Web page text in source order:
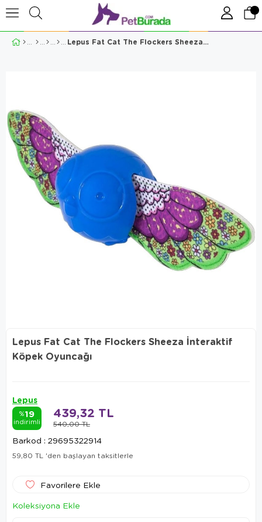
Lepus Fat Cat The Flockers Sheeza İnteraktif Köpek Oyuncağı
Lepus Fat Cat The Flockers Sheeza İnteraktif
Köpek Oyuncağı
Lepus
%19
indirimli 540,00 TL
439,32 TL
Barkod : 29695322914
59,80 TL 'den başlayan taksitlerle
Favorilere Ekle
Koleksiyona Ekle